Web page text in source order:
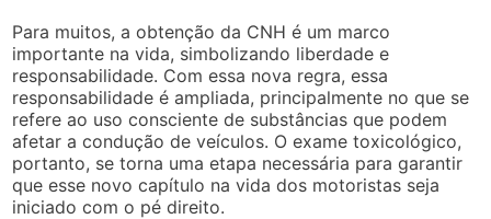
Para muitos, a obtenção da CNH é um marco
importante na vida, simbolizando liberdade e
responsabilidade. Com essa nova regra, essa
responsabilidade é ampliada, principalmente no que se
refere ao uso consciente de substâncias que podem
afetar a condução de veículos. O exame toxicológico,
portanto, se torna uma etapa necessária para garantir
que esse novo capítulo na vida dos motoristas seja
iniciado com o pé direito.